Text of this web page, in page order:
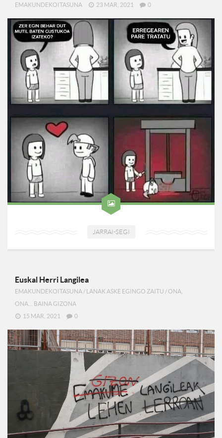
EMAKUNDEKOITASUNA 23 MAR, 2021 0
JARRAI-SEGI
Euskal Herri Langilea
EMAKUNDEKOITASUNA / LANAK ASKE EGINGO ZAITU /ONA,
ONA... BAINA GIZONA
15 MAR, 2021
0